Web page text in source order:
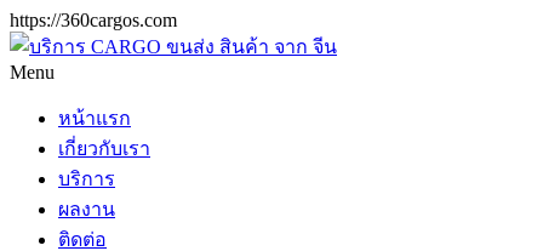
https://360cargos.com
Menu
หน้าแรก
เกี่ยวกับเรา
บริการ
ผลงาน
ติดต่อ